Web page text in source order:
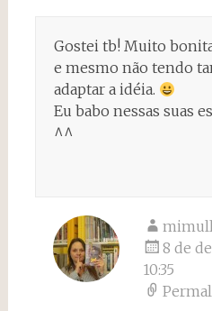
Gostei tb! Muito
e mesmo não tendo
adaptar a idéia.
Eu babo nessas suas
^^
8 de
10:35